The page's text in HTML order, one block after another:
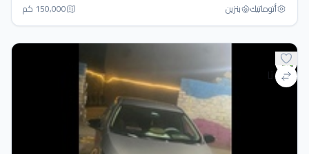
أتوماتيك‎ بنزين 150,000 كم